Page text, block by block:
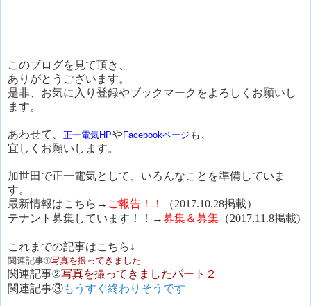
このブログを見て頂き、
ありがとうございます。
是非、お気に入り登録やブックマークをよろしくお願いし
ます。
あわせて、 正一電気HPやFacebookページ も、
宜しくお願いします。
加世田で正一電気として、いろんなことを準備していま
す。
最新情報はこちら→ ご報告！！
（2017.10.28掲載）
テナント募集しています！！→募集＆募集 （2017.11.8掲載)
これまでの記事はこちら↓
関連記事①写真を撮ってきました
関連記事②写真を撮ってきましたパート２
関連記事③もうすぐ終わりそうです